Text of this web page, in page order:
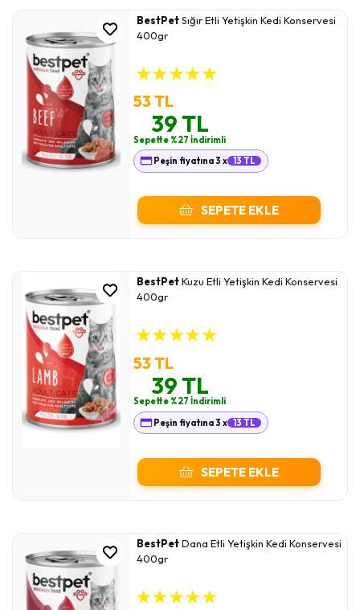
BestPetSığır Etli Yetişkin Kedi Konservesi
400gr
★★★★★
53 TL
39 TL
Sepette %27 İndirimli
Peşin fiyatına 3 x 13 TL
SEPETE EKLE
BestPetKuzu Etli Yetişkin Kedi Konservesi
400gr
★★★★★
53 TL
39 TL
Sepette %27 İndirimli
Peşin fiyatına 3 x 13 TL
SEPETE EKLE
BestPetDana Etli Yetişkin Kedi Konservesi
400gr
★★★★★